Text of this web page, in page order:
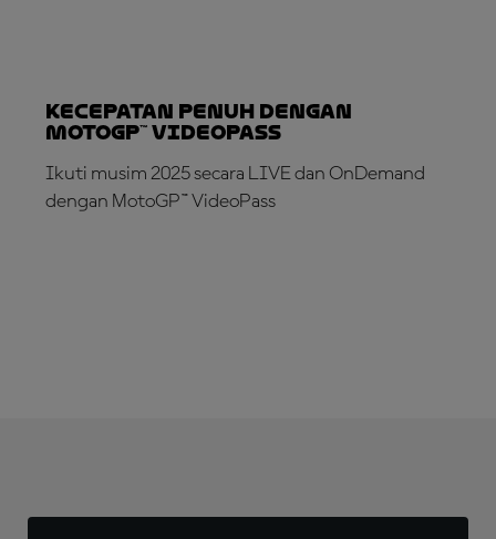
Kecepatan Penuh dengan
MotoGP™ VideoPass
Ikuti musim 2025 secara LIVE dan OnDemand
dengan MotoGP™ VideoPass